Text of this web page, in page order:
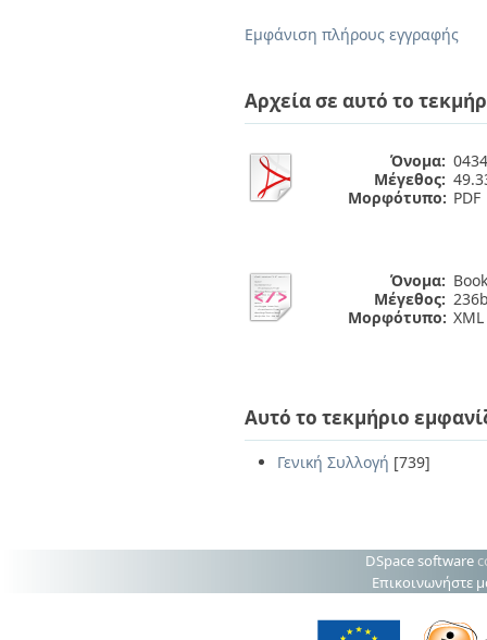
Εμφάνιση πλήρους εγγραφής
Αρχεία σε αυτό το
Όνομα:
Μέγεθος:
Μορφότυπο: PDF
Όνομα:
Μέγεθος:
Μορφότυπο: XML
Αυτό το τεκμήριο
Γενική Συλλογή [739]
DSpace software
Επικοινωνήστε